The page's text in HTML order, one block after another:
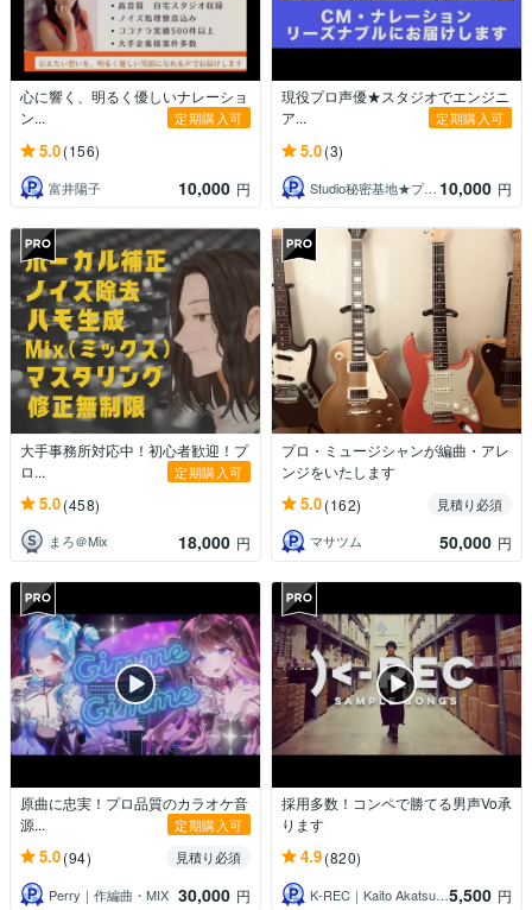
心に響く、明るく優しいナレーショ
ン...
定期購入可
5.0(156)
富井陽子 10,000 円
現役プロ声優★スタジオでエンジニ
ア...
定期購入可
5.0(3)
Studio秘密基地★プロ声優＆プロ集団 10,000 円
大手事務所対応中！初心者歓迎！プ
ロ...
定期購入可
5.0(458)
まろ＠Mix 18,000 円
プロ・ミュージシャンが編曲・アレ
ンジをいたします
5.0(162)
見積り必須
マサツム
50,000 円
原曲に忠実！プロ品質のカラオケ音
源...
定期購入可
5.0(94)
見積り必須
Perry｜作編曲・MIX 30,000 円
採用多数！コンペで勝てる男声Vo承
ります
4.9(820)
K‐REC｜Kaito Akatsuka 5,500 円